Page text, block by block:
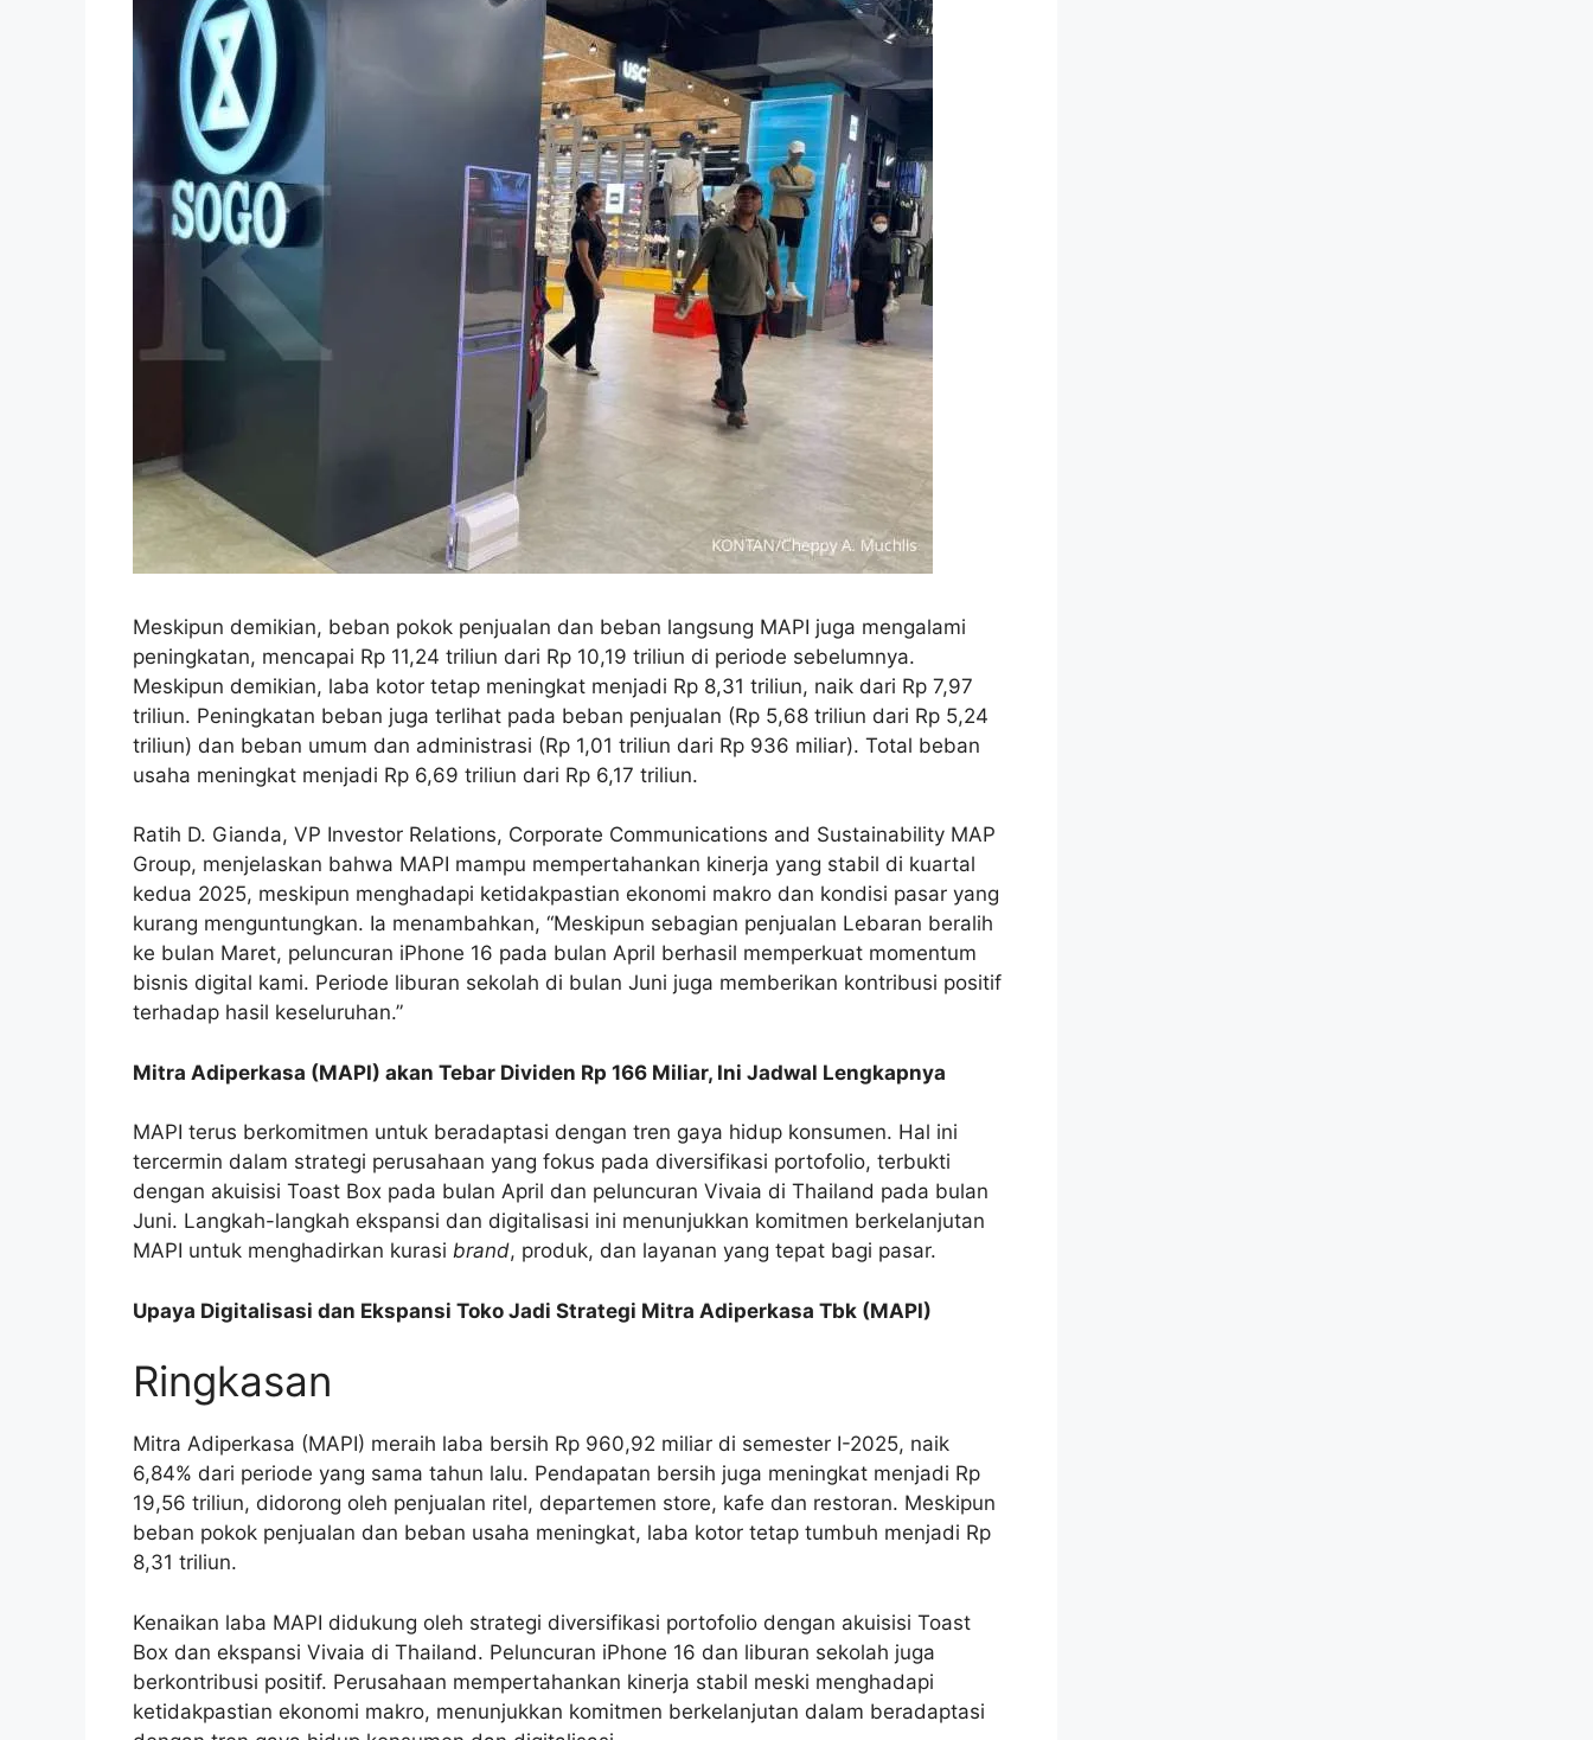
Meskipun demikian, beban pokok penjualan dan beban langsung MAPI juga mengalami
peningkatan, mencapai Rp 11,24 triliun dari Rp 10,19 triliun di periode sebelumnya.
Meskipun demikian, laba kotor tetap meningkat menjadi Rp 8,31 triliun, naik dari Rp 7,97
triliun. Peningkatan beban juga terlihat pada beban penjualan (Rp 5,68 triliun dari Rp 5,24
triliun) dan beban umum dan administrasi (Rp 1,01 triliun dari Rp 936 miliar). Total beban
usaha meningkat menjadi Rp 6,69 triliun dari Rp 6,17 triliun.
Ratih D. Gianda, VP Investor Relations, Corporate Communications and Sustainability MAP
Group, menjelaskan bahwa MAPI mampu mempertahankan kinerja yang stabil di kuartal
kedua 2025, meskipun menghadapi ketidakpastian ekonomi makro dan kondisi pasar yang
kurang menguntungkan. Ia menambahkan, “Meskipun sebagian penjualan Lebaran beralih
ke bulan Maret, peluncuran iPhone 16 pada bulan April berhasil memperkuat momentum
bisnis digital kami. Periode liburan sekolah di bulan Juni juga memberikan kontribusi positif
terhadap hasil keseluruhan.”
Mitra Adiperkasa (MAPI) akan Tebar Dividen Rp 166 Miliar, Ini Jadwal Lengkapnya
MAPI terus berkomitmen untuk beradaptasi dengan tren gaya hidup konsumen. Hal ini
tercermin dalam strategi perusahaan yang fokus pada diversifikasi portofolio, terbukti
dengan akuisisi Toast Box pada bulan April dan peluncuran Vivaia di Thailand pada bulan
Juni. Langkah-langkah ekspansi dan digitalisasi ini menunjukkan komitmen berkelanjutan
MAPI untuk menghadirkan kurasi brand, produk, dan layanan yang tepat bagi pasar.
Upaya Digitalisasi dan Ekspansi Toko Jadi Strategi Mitra Adiperkasa Tbk (MAPI)
Ringkasan
Mitra Adiperkasa (MAPI) meraih laba bersih Rp 960,92 miliar di semester I-2025, naik
6,84% dari periode yang sama tahun lalu. Pendapatan bersih juga meningkat menjadi Rp
19,56 triliun, didorong oleh penjualan ritel, departemen store, kafe dan restoran. Meskipun
beban pokok penjualan dan beban usaha meningkat, laba kotor tetap tumbuh menjadi Rp
8,31 triliun.
Kenaikan laba MAPI didukung oleh strategi diversifikasi portofolio dengan akuisisi Toast
Box dan ekspansi Vivaia di Thailand. Peluncuran iPhone 16 dan liburan sekolah juga
berkontribusi positif. Perusahaan mempertahankan kinerja stabil meski menghadapi
ketidakpastian ekonomi makro, menunjukkan komitmen berkelanjutan dalam beradaptasi